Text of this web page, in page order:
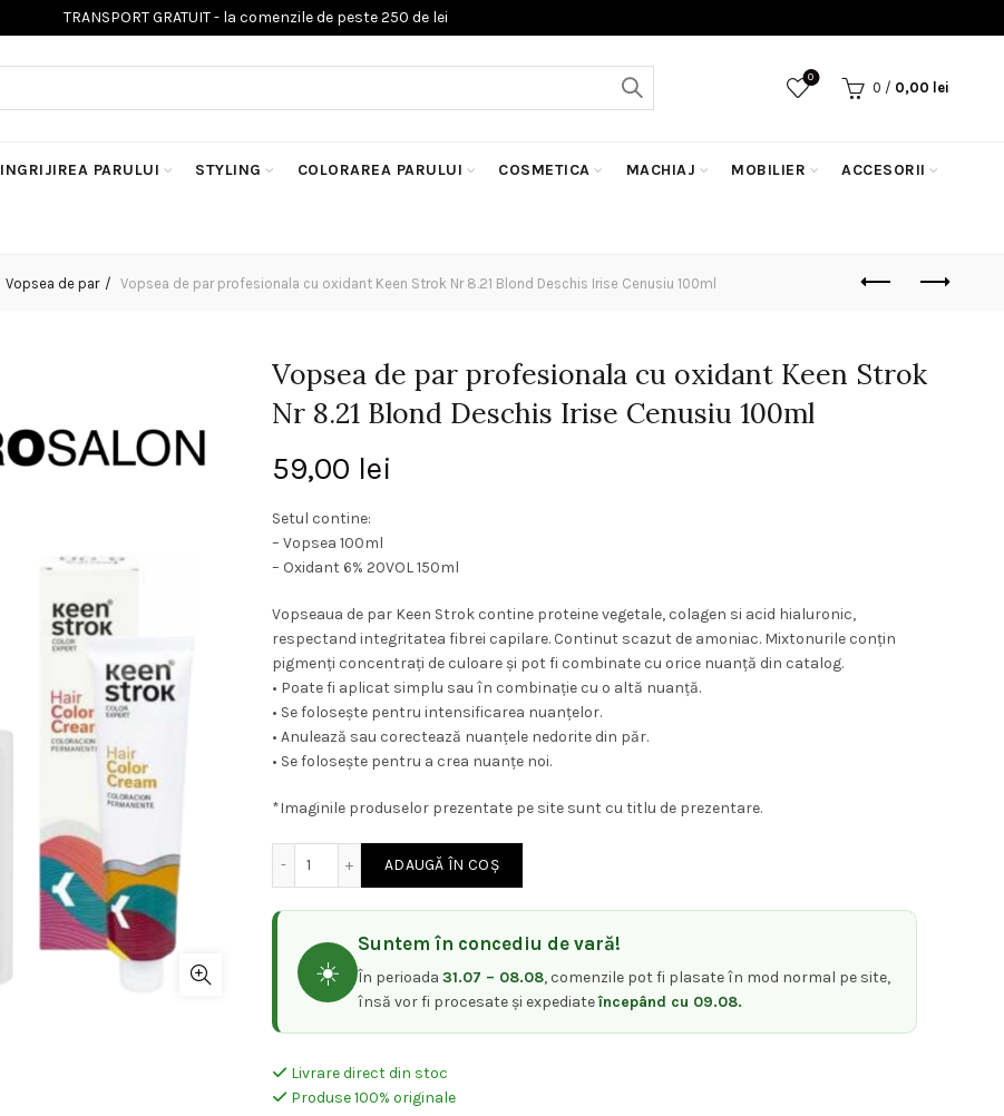
0
0 / 0,00 lei
INGRIJIREA PARULUI STYLING COLORAREA PARULUI COSMETICA MACHIAJ MOBILIER ACCESORII
Vopsea de par Vopsea de par profesionala cu oxidant Keen Strok Nr 8.21 Blond Deschis Irise Cenusiu 100ml
Vopsea de par profesionala cu oxidant Keen Strok
Nr 8.21 Blond Deschis Irise Cenusiu 100ml
59,00 lei
Setul contine:
– Vopsea 100ml
– Oxidant 6% 20VOL 150ml
Vopseaua de par Keen Strok contine proteine vegetale, colagen si acid hialuronic,
respectand integritatea fibrei capilare. Continut scazut de amoniac. Mixtonurile conțin
pigmenți concentrați de culoare și pot fi combinate cu orice nuanță din catalog.
• Poate fi aplicat simplu sau în combinație cu o altă nuanță.
• Se folosește pentru intensificarea nuanțelor.
• Anulează sau corectează nuanțele nedorite din păr.
• Se folosește pentru a crea nuanțe noi.
*Imaginile produselor prezentate pe site sunt cu titlu de prezentare.
Cantitate Vopsea de par profesionala cu oxidant Keen Strok Nr 8.21 Blond Deschis Irise
ADAUGĂ ÎN COȘ
☀️
Suntem în concediu de vară!
În perioada 31.07 – 08.08, comenzile pot fi plasate în mod normal pe site,
însă vor fi procesate și expediateîncepând cu 09.08.
Livrare direct din stoc
Produse 100% originale